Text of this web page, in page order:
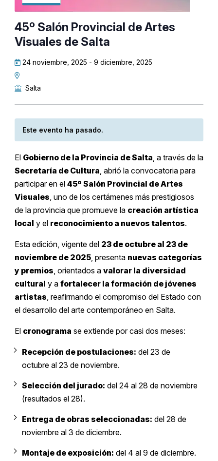
45º Salón Provincial de Artes
Visuales de Salta
24 noviembre, 2025 - 9 diciembre, 2025
Salta
Este evento ha pasado.
El Gobierno de la Provincia de Salta, a través de la
Secretaría de Cultura, abrió la convocatoria para
participar en el 45º Salón Provincial de Artes
Visuales, uno de los certámenes más prestigiosos
de la provincia que promueve la creación artística
local y el reconocimiento a nuevos talentos.
Esta edición, vigente del 23 de octubre al 23 de
noviembre de 2025, presenta nuevas categorías
y premios, orientados a valorar la diversidad
cultural y a fortalecer la formación de jóvenes
artistas, reafirmando el compromiso del Estado con
el desarrollo del arte contemporáneo en Salta.
El cronograma se extiende por casi dos meses:
Recepción de postulaciones: del 23 de
octubre al 23 de noviembre.
Selección del jurado: del 24 al 28 de noviembre
(resultados el 28).
Entrega de obras seleccionadas: del 28 de
noviembre al 3 de diciembre.
Montaje de exposición: del 4 al 9 de diciembre.